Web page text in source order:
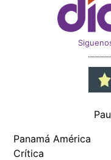
Panamá América
Crítica